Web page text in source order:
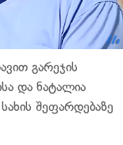
გარეჯის
და ნატალია
შეფარდებაზე